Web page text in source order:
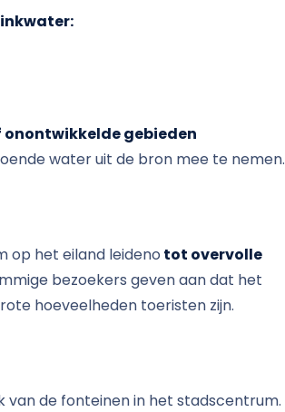
gebieden
water uit de bron mee te nemen.
op het eiland leideno tot overvolle
bezoekers geven aan dat het
hoeveelheden toeristen zijn.
van de fonteinen in het stadscentrum.